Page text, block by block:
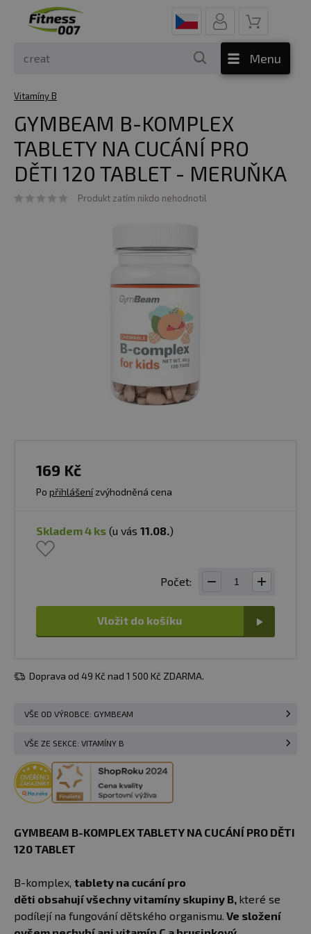
Menu
Vitamíny B
GYMBEAM B-KOMPLEX
TABLETY NA CUCÁNÍ PRO
DĚTI 120 TABLET - MERUŇKA
Produkt zatím nikdo nehodnotil
169 Kč
Po přihlášenízvýhodněná cena
skladem 4 ks (u vás 11.08.)
Počet:
Vložit do košíku
Doprava od 49 Kč nad 1 500 Kč ZDARMA.
VŠE OD VÝROBCE: GYMBEAM
VŠE ZE SEKCE: VITAMÍNY B
GYMBEAM B-KOMPLEX TABLETY NA CUCÁNÍ PRO DĚTI
120 TABLET
B-komplex, tablety na cucání pro
děti obsahují všechny vitamíny skupiny B, které se
podílejí na fungování dětského organismu. Ve složení